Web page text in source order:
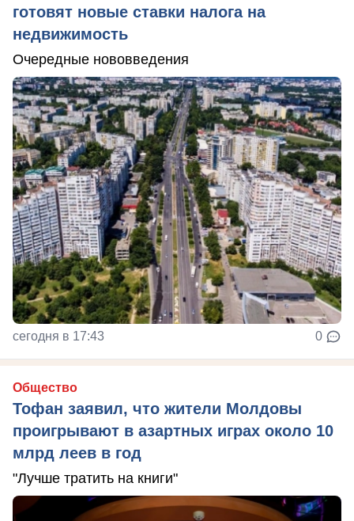
готовят новые ставки налога на
недвижимость
Очередные нововведения
сегодня в 17:43 0
Общество
Тофан заявил, что жители Молдовы
проигрывают в азартных играх около 10
млрд леев в год
"Лучше тратить на книги"